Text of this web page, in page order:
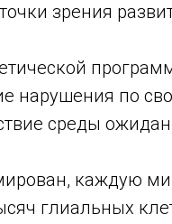
зрения
нарушения по
среды
каждую
глиальных